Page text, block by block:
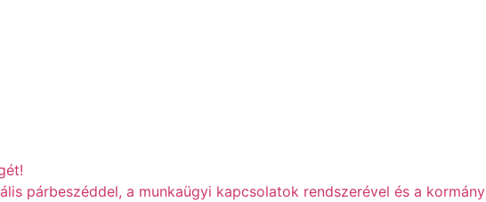
párbeszéddel, a munkaügyi kapcsolatok rendszerével és a